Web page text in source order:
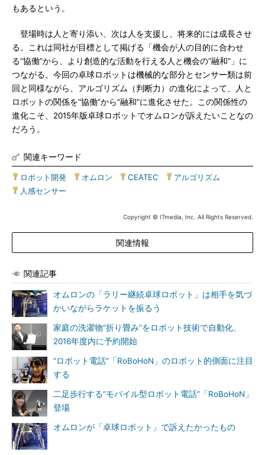
もあるという。
登場時は人と寄り添い、次は人を支援し、将来的には成長させ
る。これは同社が目標として掲げる「機会が人の目的に合わせ
る“協働”から、より創造的な活動を行える人と機会の“融和”」に
つながる。今回の卓球ロボットは機械的な部分とセンサー類は前
回と同様ながら、アルゴリズム（判断力）の進化によって、人と
ロボットの関係を“協働”から“融和”に進化させた。この関係性の
進化こそ、2015年版卓球ロボットでオムロンが訴えたいことなの
だろう。
関連キーワード
ロボット開発 オムロン CEATEC アルゴリズム
人感センサー
Copyright © ITmedia, Inc. All Rights Reserved.
関連情報
関連記事
オムロンの「ラリー継続卓球ロボット」は相手を気づ
かいながらラケットを振るう
家庭の洗濯物“折り畳み”をロボット技術で自動化、
2016年度内に予約開始
“ロボット電話”「RoBoHoN」のロボット的側面に注目
する
二足歩行する“モバイル型ロボット電話”「RoBoHoN」
登場
オムロンが「卓球ロボット」で訴えたかったもの